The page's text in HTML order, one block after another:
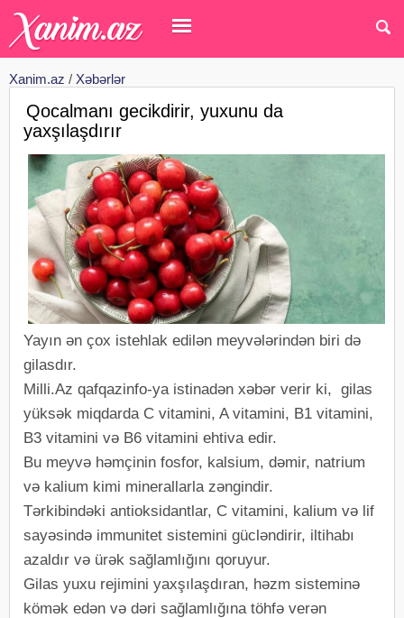
Xanim.az / Xəbərlər
Qocalmanı gecikdirir, yuxunu da
yaxşılaşdırır
Yayın ən çox istehlak edilən meyvələrindən biri də
gilasdır.
Milli.Az qafqazinfo-ya istinadən xəbər verir ki, gilas
yüksək miqdarda C vitamini, A vitamini, B1 vitamini,
B3 vitamini və B6 vitamini ehtiva edir.
Bu meyvə həmçinin fosfor, kalsium, dəmir, natrium
və kalium kimi minerallarla zəngindir.
Tərkibindəki antioksidantlar, C vitamini, kalium və lif
sayəsində immunitet sistemini gücləndirir, iltihabı
azaldır və ürək sağlamlığını qoruyur.
Gilas yuxu rejimini yaxşılaşdıran, həzm sisteminə
kömək edən və dəri sağlamlığına töhfə verən